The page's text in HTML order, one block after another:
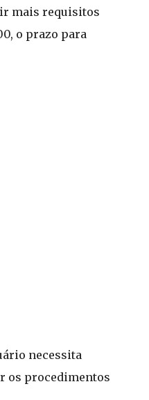
mais requisitos
o prazo para
necessita
os procedimentos